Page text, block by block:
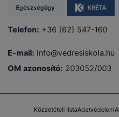
Egészségügy KRÉTA
Telefon: +36 (62) 547-160
E-mail: info@vedresiskola.hu
OM azonosító: 203052/003
Közzétételi listaAdatvédelem